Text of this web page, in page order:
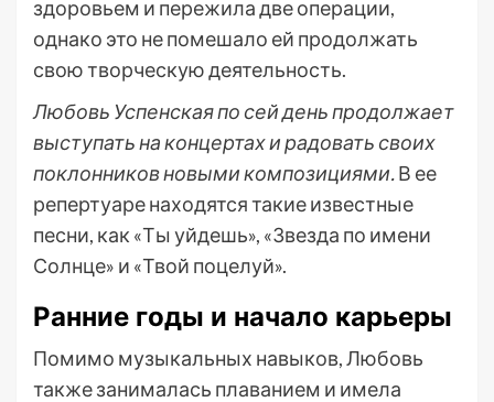
здоровьем и пережила две операции,
однако это не помешало ей продолжать
свою творческую деятельность.
Любовь Успенская по сей день продолжает
выступать на концертах и радовать своих
поклонников новыми композициями.В ее
репертуаре находятся такие известные
песни, как «Ты уйдешь», «Звезда по имени
Солнце» и «Твой поцелуй».
Ранние годы и начало карьеры
Помимо музыкальных навыков, Любовь
также занималась плаванием и имела